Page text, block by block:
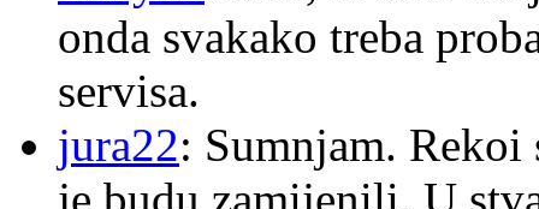
onda svakako treba
servisa.
jura22: Sumnjam. Rekoi